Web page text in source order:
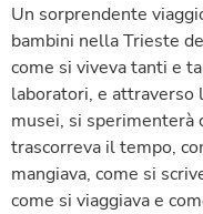
Un sorprendente
bambini nella Trieste
come si viveva tanti e
laboratori, e attraverso
musei, si sperimenterà
trascorreva il tempo,
mangiava, come si
come si viaggiava e